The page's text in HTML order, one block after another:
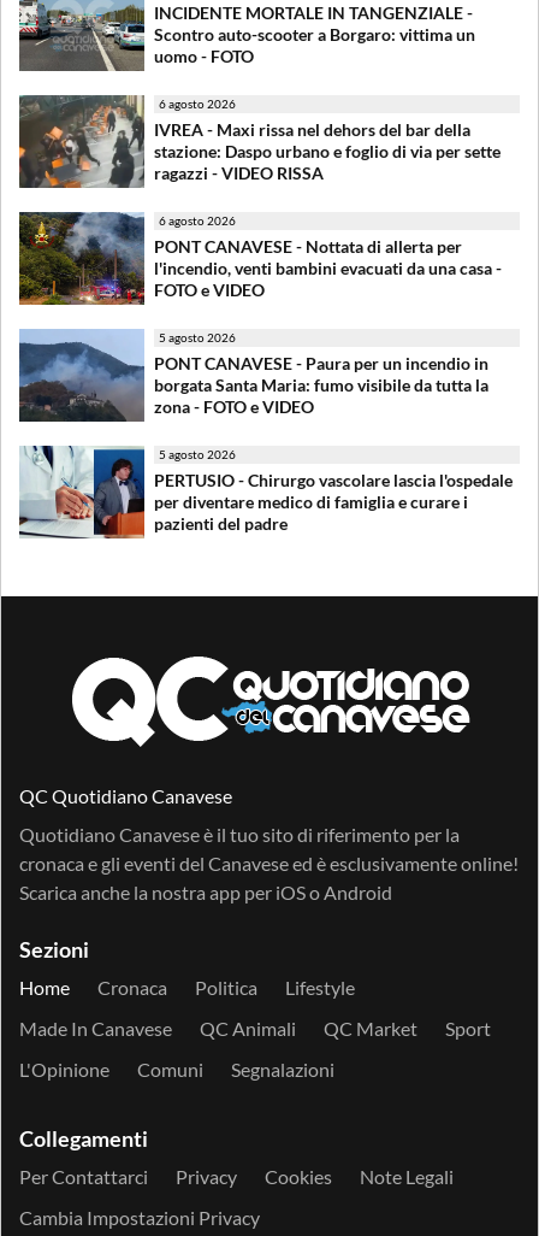
INCIDENTE MORTALE IN TANGENZIALE -
Scontro auto-scooter a Borgaro: vittima un
uomo - FOTO
6 agosto 2026
IVREA - Maxi rissa nel dehors del bar della
stazione: Daspo urbano e foglio di via per sette
ragazzi - VIDEO RISSA
6 agosto 2026
PONT CANAVESE - Nottata di allerta per
l'incendio, venti bambini evacuati da una casa -
FOTO e VIDEO
5 agosto 2026
PONT CANAVESE - Paura per un incendio in
borgata Santa Maria: fumo visibile da tutta la
zona - FOTO e VIDEO
5 agosto 2026
PERTUSIO - Chirurgo vascolare lascia l'ospedale
per diventare medico di famiglia e curare i
pazienti del padre
QC Quotidiano Canavese
Quotidiano Canavese è il tuo sito di riferimento per la
cronaca e gli eventi del Canavese ed è esclusivamente online!
Scarica anche la nostra app per iOSo Android
Sezioni
Home Cronaca Politica
Lifestyle
Made In Canavese
QC Animali QC Market
Sport
L'Opinione
Comuni Segnalazioni
Collegamenti
Per Contattarci Privacy Cookies
Note Legali
Cambia Impostazioni Privacy